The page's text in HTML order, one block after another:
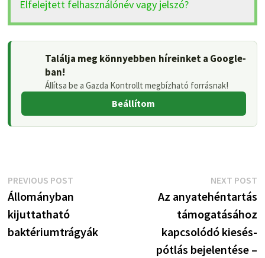
Elfelejtett felhasználónév vagy jelszó?
Találja meg könnyebben híreinket a Google-
ban!
Állítsa be a Gazda Kontrollt megbízható forrásnak!
Beállítom
Bejegyzés
navigáció
PREVIOUS POSTPrevious
post:
Állományban
kijuttatható
baktériumtrágyák
NEXT POST
Az anyatehéntartás
támogatásához
kapcsolódó kiesés-
pótlás bejelentése –